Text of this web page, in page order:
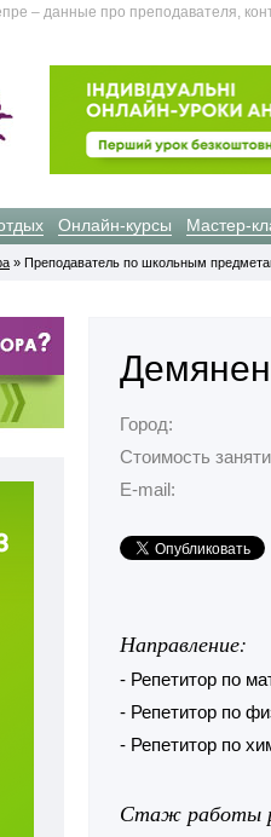
– данные про преподавателя,
Онлайн-курсы Мастер-
» Преподаватель по школьным
Город:
Стоимость
E-mail:
Направление:
- Репетитор по
- Репетитор по
- Репетитор по
Стаж работы